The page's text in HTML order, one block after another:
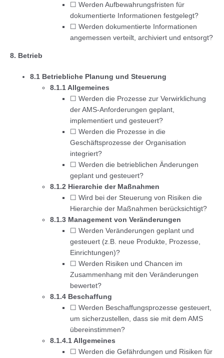
☐ Werden Aufbewahrungsfristen für
dokumentierte Informationen festgelegt?
☐ Werden dokumentierte Informationen
angemessen verteilt, archiviert und entsorgt?
8. Betrieb
8.1 Betriebliche Planung und Steuerung
8.1.1 Allgemeines
☐ Werden die Prozesse zur Verwirklichung
der AMS-Anforderungen geplant,
implementiert und gesteuert?
☐ Werden die Prozesse in die
Geschäftsprozesse der Organisation
integriert?
☐ Werden die betrieblichen Änderungen
geplant und gesteuert?
8.1.2 Hierarchie der Maßnahmen
☐ Wird bei der Steuerung von Risiken die
Hierarchie der Maßnahmen berücksichtigt?
8.1.3 Management von Veränderungen
☐ Werden Veränderungen geplant und
gesteuert (z.B. neue Produkte, Prozesse,
Einrichtungen)?
☐ Werden Risiken und Chancen im
Zusammenhang mit den Veränderungen
bewertet?
8.1.4 Beschaffung
☐ Werden Beschaffungsprozesse gesteuert,
um sicherzustellen, dass sie mit dem AMS
übereinstimmen?
8.1.4.1 Allgemeines
☐ Werden die Gefährdungen und Risiken für